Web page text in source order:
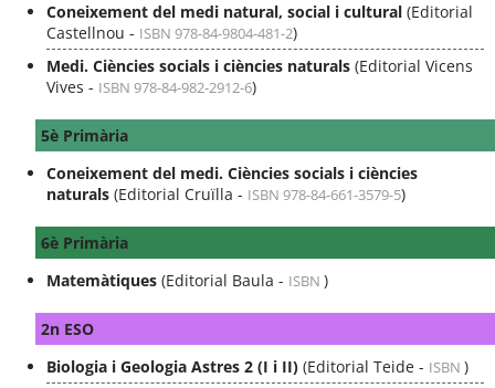
Coneixement del medi natural, social i cultural (Editorial
Castellnou - ISBN 978-84-9804-481-2)
Medi. Ciències socials i ciències naturals (Editorial Vicens
Vives - ISBN 978-84-982-2912-6)
5è Primària
Coneixement del medi. Ciències socials i ciències
naturals (Editorial Cruïlla - ISBN 978-84-661-3579-5)
6è Primària
Matemàtiques (Editorial Baula - ISBN )
2n ESO
Biologia i Geologia Astres 2 (I i II) (Editorial Teide - ISBN )